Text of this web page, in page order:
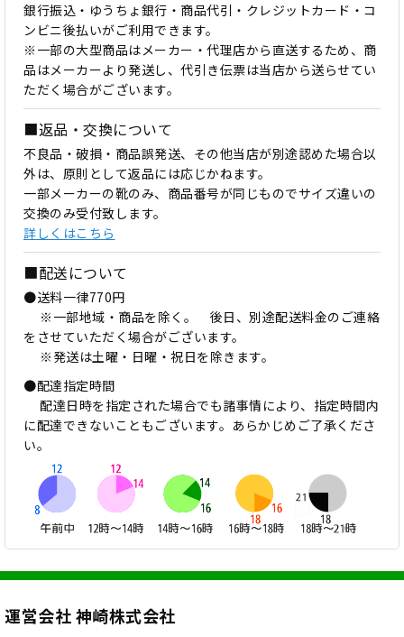
銀行振込・ゆうちょ銀行・商品代引・クレジットカード・コ
ンビニ後払いがご利用できます。
※一部の大型商品はメーカー・代理店から直送するため、商
品はメーカーより発送し、代引き伝票は当店から送らせてい
ただく場合がございます。
■返品・交換について
不良品・破損・商品誤発送、その他当店が別途認めた場合以
外は、原則として返品には応じかねます。
一部メーカーの靴のみ、商品番号が同じものでサイズ違いの
交換のみ受付致します。
詳しくはこちら
■配送について
●送料一律770円
※一部地域・商品を除く。 後日、別途配送料金のご連絡
をさせていただく場合がございます。
※発送は土曜・日曜・祝日を除きます。
●配達指定時間
配達日時を指定された場合でも諸事情により、指定時間内
に配達できないこともございます。あらかじめご了承くださ
い。
運営会社 神崎株式会社